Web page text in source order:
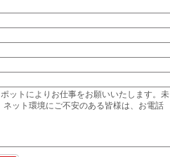
ットによりお仕事をお願いいたします。未
ット環境にご不安のある皆様は、お電話